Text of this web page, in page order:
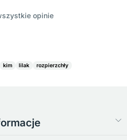
opinie
kim lilak rozpierzchły